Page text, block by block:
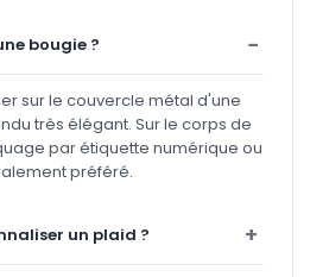
bougie ?
sur le couvercle métal d'une
très élégant. Sur le corps de
par étiquette numérique ou
préféré.
un plaid ?